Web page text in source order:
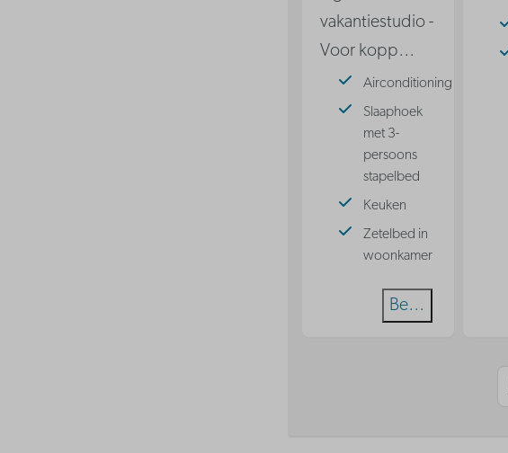
vakantiestudio -
Voor kopp…
Airconditioning
Slaaphoek
met 3-
persoons
stapelbed
Keuken
Zetelbed in
woonkamer
Bekijken